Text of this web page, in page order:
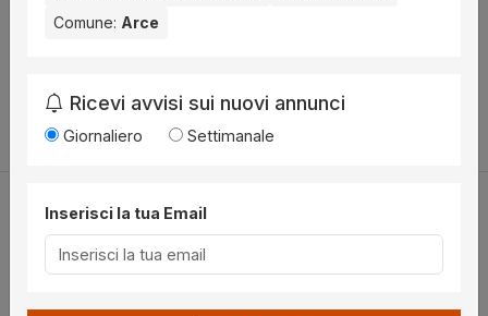
Ceprano (1) Monte San Giovanni Campano (1)
Cambia la ricerca
Comune: Arce
Ricevi avvisi sui nuovi annunci
Giornaliero Settimanale
Inserisci la tua Email